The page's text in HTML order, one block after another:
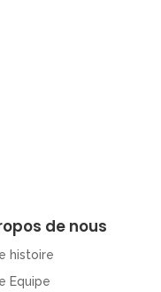
de nous
histoire
Equipe